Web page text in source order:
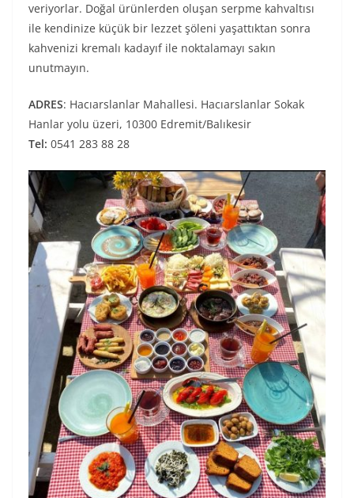
veriyorlar. Doğal ürünlerden oluşan serpme kahvaltısı
ile kendinize küçük bir lezzet şöleni yaşattıktan sonra
kahvenizi kremalı kadayıf ile noktalamayı sakın
unutmayın.
ADRES: Hacıarslanlar Mahallesi. Hacıarslanlar Sokak
Hanlar yolu üzeri, 10300 Edremit/Balıkesir
Tel: 0541 283 88 28